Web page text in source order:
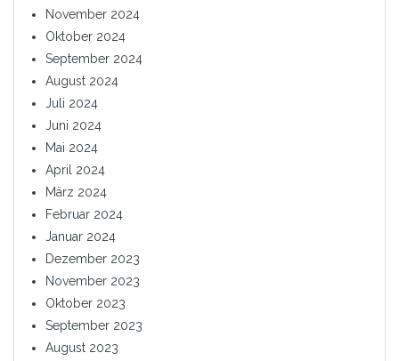
November 2024
Oktober 2024
September 2024
August 2024
Juli 2024
Juni 2024
Mai 2024
April 2024
März 2024
Februar 2024
Januar 2024
Dezember 2023
November 2023
Oktober 2023
September 2023
August 2023